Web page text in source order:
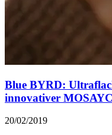
Blue BYRD:
innovativer
20/02/2019